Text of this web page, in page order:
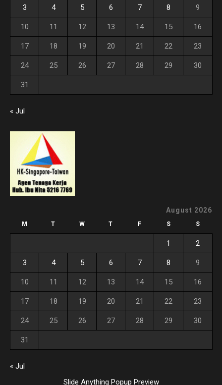
3 4 5 6 7 8 9
10 11 12 13 14 15 16
17 18 19 20 21 22 23
24 25 26 27 28 29 30
31
« Jul
August 2026
M T W T F S S
1 2
3 4 5 6 7 8 9
10 11 12 13 14 15 16
17 18 19 20 21 22 23
24 25 26 27 28 29 30
31
« Jul
Slide Anything Popup Preview